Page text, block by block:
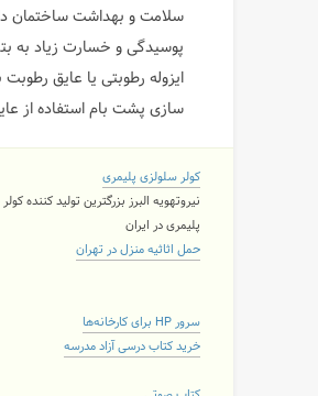
سلامت و بهداشت ساختمان
پوسیدگی و خسارت زیاد به
ایزوله رطوبتی یا عایق
سازی پشت بام استفاده از
کولر سلولزی پلیمری
نیروتهویه البرز بزرگترین تولید کننده
پلیمری در ایران
حمل اثاثیه منزل در تهران
سرور HP برای کارخانه‌ها
خرید کتاب درسی آزاد مدرسه